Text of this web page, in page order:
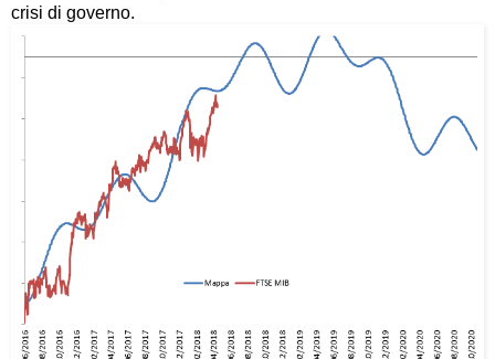
crisi di governo.